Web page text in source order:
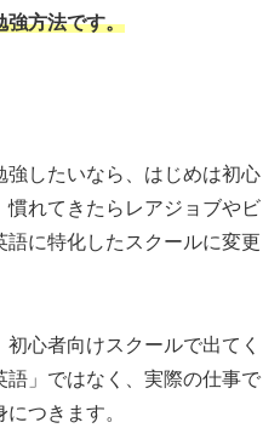
強方法です。
したいなら、はじめは初心
れてきたらレアジョブやビ
に特化したスクールに変更
心者向けスクールで出てく
語」ではなく、実際の仕事で
つきます。